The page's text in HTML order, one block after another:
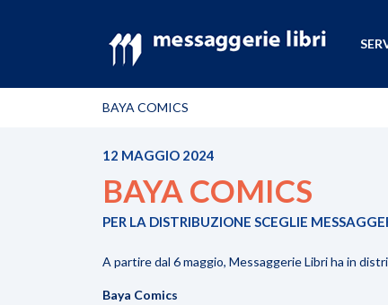
BAYA COMICS
12 MAGGIO 2024
BAYA COMICS
PER LA DISTRIBUZIONE SCEGLIE
A partire dal 6 maggio, Messaggerie Libri ha in
Baya Comics